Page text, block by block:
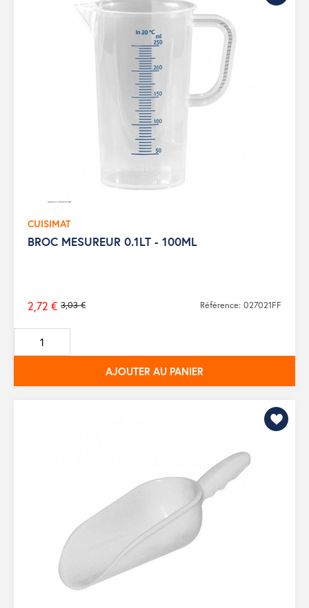
CUISIMAT
BROC MESUREUR 0.1LT - 100ML
Prix
de
base
3,03 €
2,72 € Référence: 027021FF
AJOUTER AU PANIER